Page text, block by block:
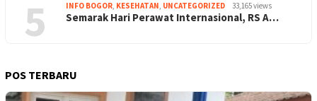
5 INFO BOGOR, KESEHATAN, UNCATEGORIZED 33,165 views
Semarak Hari Perawat Internasional, RS A…
POS TERBARU